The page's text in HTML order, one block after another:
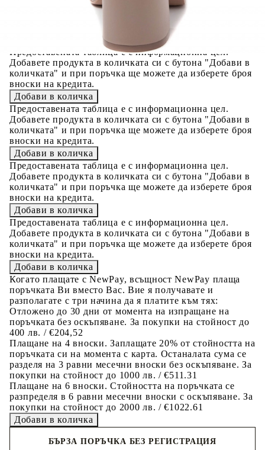
Acest tabel are caracter informativ. Adăugați produsul în
coșul de cumpărături unde veți putea selecta detaliile
Предоставената таблица е с информационна цел.
Добавете продукта в количката си с бутона "Добави в
количката" и при поръчка ще можете да изберете броя
вноски на кредита.
Предоставената таблица е с информационна цел.
Добавете продукта в количката си с бутона "Добави в
количката" и при поръчка ще можете да изберете броя
вноски на кредита.
Предоставената таблица е с информационна цел.
Добавете продукта в количката си с бутона "Добави в
количката" и при поръчка ще можете да изберете броя
вноски на кредита.
Предоставената таблица е с информационна цел.
Добавете продукта в количката си с бутона "Добави в
количката" и при поръчка ще можете да изберете броя
вноски на кредита.
Когато плащате с NewPay, всъщност NewPay плаща
поръчката Ви вместо Вас. Вие я получавате и
разполагате с три начина да я платите към тях:
Отложено до 30 дни от момента на изпращане на
поръчката без оскъпяване. За покупки на стойност до
400 лв. / €204,52
Плащане на 4 вноски. Заплащате 20% от стойността на
поръчката си на момента с карта. Останалата сума се
разделя на 3 равни месечни вноски без оскъпяване. За
покупки на стойност до 1000 лв. / €511.31
Плащане на 6 вноски. Стойността на поръчката се
разпределя в 6 равни месечни вноски с оскъпяване. За
покупки на стойност до 2000 лв. / €1022.61
БЪРЗА ПОРЪЧКА БЕЗ РЕГИСТРАЦИЯ